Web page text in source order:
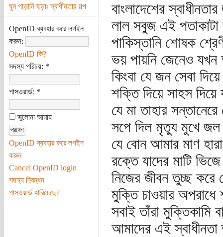
ঘুম পাড়ানি ছড়াঃ স্বাধীনতার গল্প
OpenID ব্যবহার করে লগইন
করুন:
OpenID কি?
সদস্য পরিচয়: *
পাসওয়ার্ড: *
ভুলোনা আমায়
OpenID ব্যবহার করে লগইন
করুন
Cancel OpenID login
সদস্য নিবন্ধন
পাসওয়ার্ড হারিয়েছে?
বাংলাদেশের
লাল সবুজ এই
পাকিস্তানি শোষক
ভয় পায়নি জেনেও যখন
কিংবা যে জন সেবা
শক্তি দিয়ে সাহস
যে মা তাহার
সপে দিল মৃত্যু মুখে
যে বোন আমার মাণ
রক্তে যাদের মাটি
নিজের জীবন তুচ্ছ করে
মুক্তি চাওয়ার অপরাধে
সবাই তাঁরা মুক্তিকামি
আমাদের এই স্বাধীনতা